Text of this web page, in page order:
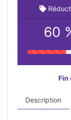
60
Fin
Description